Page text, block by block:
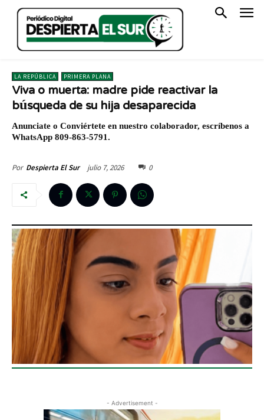
LA REPÚBLICA PRIMERA PLANA
Viva o muerta: madre pide reactivar la
búsqueda de su hija desaparecida
Anunciate o Conviértete en nuestro colaborador, escríbenos a
WhatsApp 809-863-5791.
Por Despierta El Sur julio 7, 2026 0
- Advertisement -